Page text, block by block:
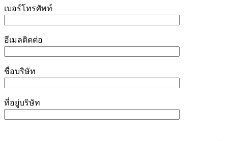
เบอร์โทรศัพท์
อีเมลติดต่อ
ชื่อบริษัท
ที่อยู่บริษัท